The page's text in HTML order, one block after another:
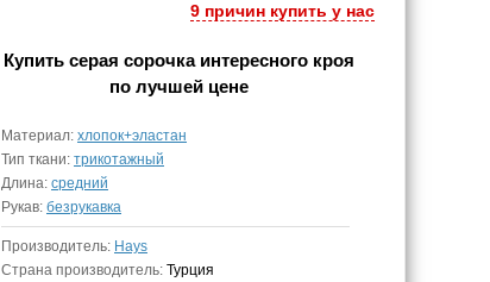
9 причин купить у нас
Купить серая сорочка интересного кроя
по лучшей цене
Материал: хлопок+эластан
Тип ткани: трикотажный
Длина: средний
Рукав: безрукавка
Производитель: Hays
Страна производитель: Турция